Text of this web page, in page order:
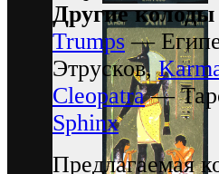
Другие
Trumps—
Этрусков,
Cleopatra—
Sphinx
Предлагаемая